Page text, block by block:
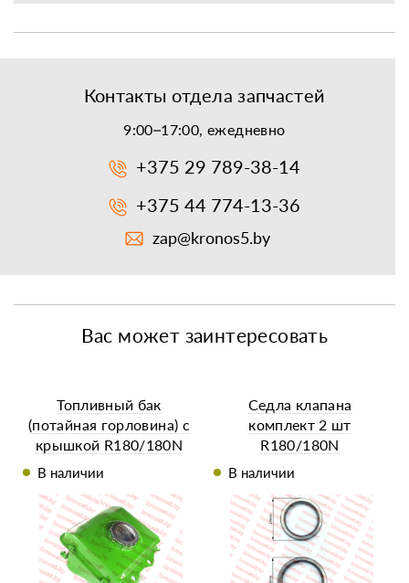
Контакты отдела запчастей
9:00–17:00, ежедневно
+375 29 789-38-14
+375 44 774-13-36
zap@kronos5.by
Вас может заинтересовать
Топливный бак
(потайная горловина) с
крышкой R180/180N
В наличии
Седла клапана
комплект 2 шт
R180/180N
В наличии